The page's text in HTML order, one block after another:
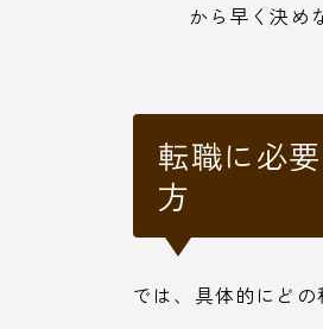
から早く決め
転職に必
方
では、具体的にど